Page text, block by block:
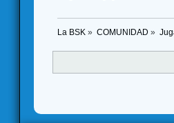
La BSK » COMUNIDAD »